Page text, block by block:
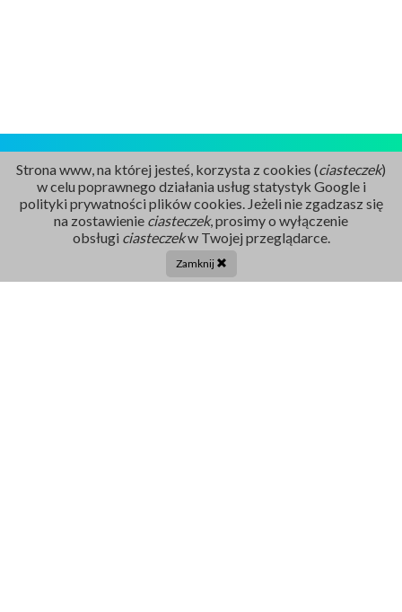
Rejestracja
Tel. centrala:
Strona www, na której jesteś, korzysta z cookies (ciasteczek)
w celu poprawnego działania usług statystyk Google i
polityki prywatności plików cookies. Jeżeli nie zgadzasz się
na zostawienie ciasteczek, prosimy o wyłączenie
obsługi ciasteczekw Twojej przeglądarce.
Zamknij